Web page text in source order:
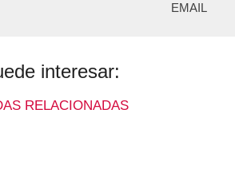
EMAIL
interesar:
RELACIONADAS